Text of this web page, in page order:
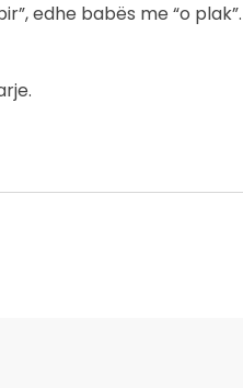
edhe babës me “o